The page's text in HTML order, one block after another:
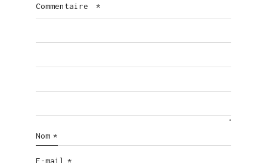
Commentaire *
Nom *
E-mail *